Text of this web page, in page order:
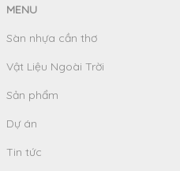
MENU
Sàn nhựa cần thơ
Vật Liệu Ngoài Trời
Sản phẩm
Dự án
Tin tức